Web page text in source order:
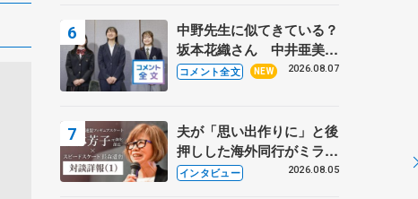
あい
中野先生に似てきている？
坂本花織さん 中井亜美は
クリケットのサマーキャン
部科学省スポーツ表彰
式】
コメント全文 NEW 2026.08.07
夫が「思い出作りに」と後
押しした海外同行がミラノ
まで… 繁華街のリンクで
インタビュー 2026.08.05